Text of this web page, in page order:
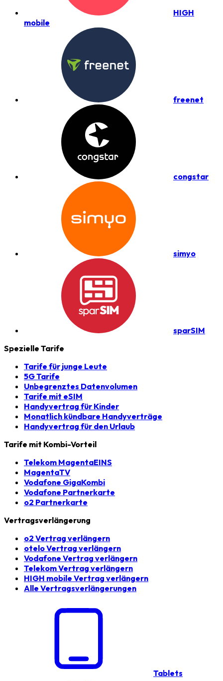
HIGH
mobile
freenet
congstar
simyo
sparSIM
Spezielle Tarife
Tarife für junge Leute
5G Tarife
Unbegrenztes Datenvolumen
Tarife mit eSIM
Handyvertrag für Kinder
Monatlich kündbare Handyverträge
Handyvertrag für den Urlaub
Tarife mit Kombi-Vorteil
Telekom MagentaEINS
MagentaTV
Vodafone GigaKombi
Vodafone Partnerkarte
o2 Partnerkarte
Vertragsverlängerung
o2 Vertrag verlängern
otelo Vertrag verlängern
Vodafone Vertrag verlängern
Telekom Vertrag verlängern
HIGH mobile Vertrag verlängern
Alle Vertragsverlängerungen
Tablets